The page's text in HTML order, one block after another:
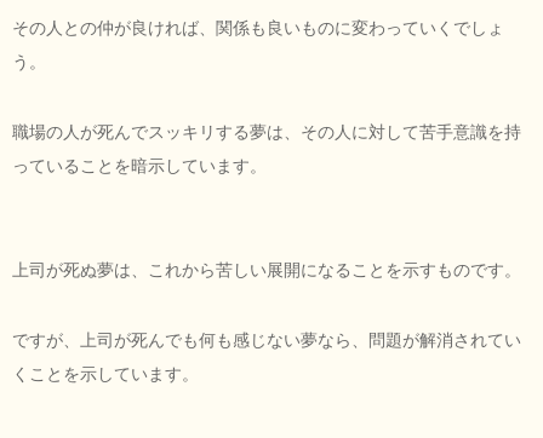
その人との仲が良ければ、関係も良いものに変わっていくでしょ
う。
職場の人が死んでスッキリする夢は、その人に対して苦手意識を持
っていることを暗示しています。
上司が死ぬ夢は、これから苦しい展開になることを示すものです。
ですが、上司が死んでも何も感じない夢なら、問題が解消されてい
くことを示しています。